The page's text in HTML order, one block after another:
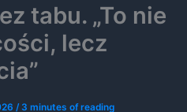
tabu. „To nie
lecz
/ 3 minutes of reading